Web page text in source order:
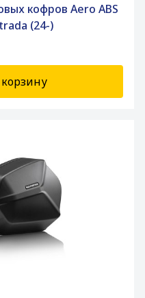
кофров Aero ABS
(24-)